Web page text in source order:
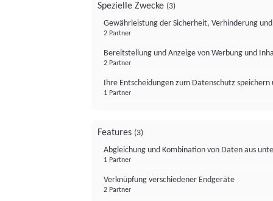
Spezielle Zwecke (3)
Gewährleistung der Sicherheit, Verhinderung
2 Partner
Bereitstellung und Anzeige von Werbung und
2 Partner
Ihre Entscheidungen zum Datenschutz
1 Partner
Features (3)
Abgleichung und Kombination von Daten aus
1 Partner
Verknüpfung verschiedener Endgeräte
2 Partner